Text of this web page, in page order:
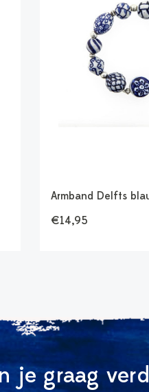
Armband Delfts
€14,95
je graag